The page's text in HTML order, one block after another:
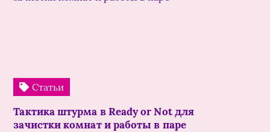
Статьи
Тактика штурма в Ready or Not для
зачистки комнат и работы в паре